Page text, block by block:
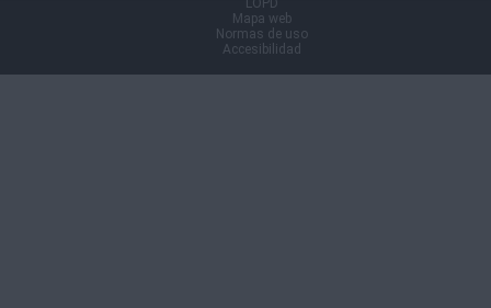
LOPD
Mapa web
Normas de uso
Accesibilidad